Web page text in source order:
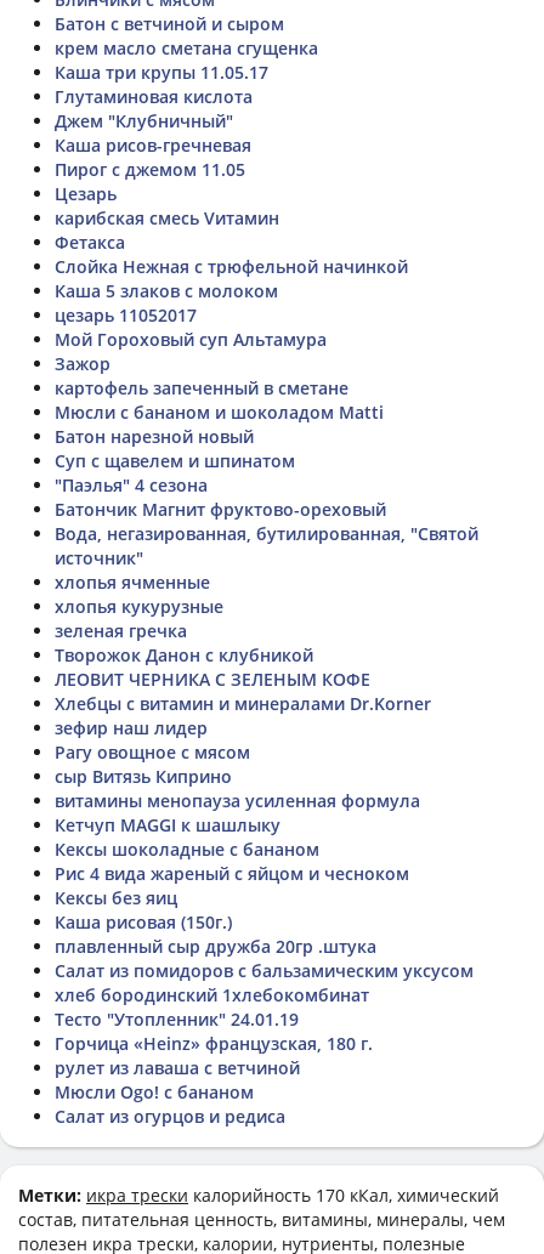
Батон с ветчиной и сыром
крем масло сметана сгущенка
Каша три крупы 11.05.17
Глутаминовая кислота
Джем "Клубничный"
Каша рисов-гречневая
Пирог с джемом 11.05
Цезарь
карибская смесь Vитамин
Фетакса
Слойка Нежная с трюфельной начинкой
Каша 5 злаков с молоком
цезарь 11052017
Мой Гороховый суп Альтамура
Зажор
картофель запеченный в сметане
Мюсли с бананом и шоколадом Matti
Батон нарезной новый
Суп с щавелем и шпинатом
"Паэлья" 4 сезона
Батончик Магнит фруктово-ореховый
Вода, негазированная, бутилированная, "Святой
источник"
хлопья ячменные
хлопья кукурузные
зеленая гречка
Творожок Данон с клубникой
ЛЕОВИТ ЧЕРНИКА С ЗЕЛЕНЫМ КОФЕ
Хлебцы с витамин и минералами Dr.Korner
зефир наш лидер
Рагу овощное с мясом
сыр Витязь Киприно
витамины менопауза усиленная формула
Кетчуп MAGGI к шашлыку
Кексы шоколадные с бананом
Рис 4 вида жареный с яйцом и чесноком
Кексы без яиц
Каша рисовая (150г.)
плавленный сыр дружба 20гр .штука
Салат из помидоров с бальзамическим уксусом
хлеб бородинский 1хлебокомбинат
Тесто "Утопленник" 24.01.19
Горчица «Heinz» французская, 180 г.
рулет из лаваша с ветчиной
Мюсли Ogo! с бананом
Салат из огурцов и редиса
Метки: икра трески калорийность 170 кКал, химический
состав, питательная ценность, витамины, минералы, чем
полезен икра трески, калории, нутриенты, полезные